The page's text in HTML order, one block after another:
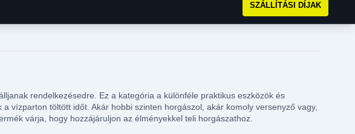
SZÁLLÍTÁSI DÍJAK
rendelkezésedre. Ez a kategória a különféle praktikus eszközök és
vízparton töltött időt. Akár hobbi szinten horgászol, akár komoly versenyző vagy,
várja, hogy hozzájáruljon az élményekkel teli horgászathoz.